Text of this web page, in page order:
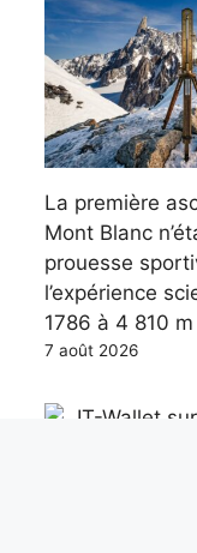
La première
Mont Blanc
prouesse
l’expérience
1786 à 4 810 m
7 août 2026